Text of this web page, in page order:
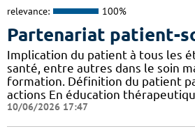
relevance: 100%
Partenariat patient-
Implication du patient à tous les
santé, entre autres dans le soin
formation. Définition du patient
actions En éducation
10/06/2026 17:47